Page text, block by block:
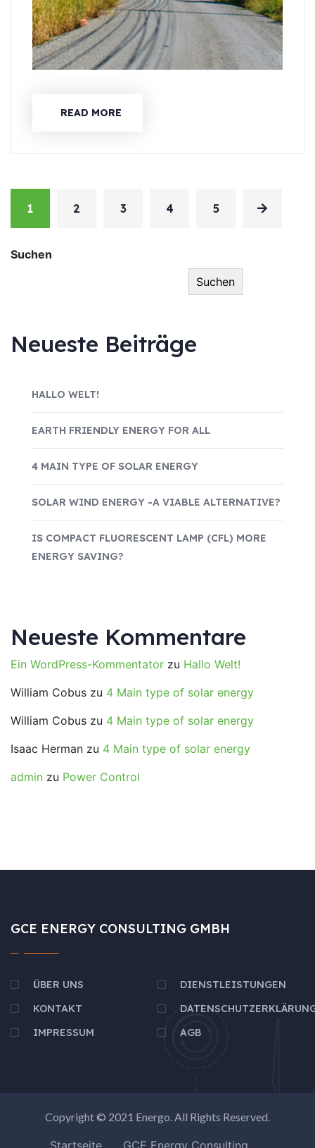
READ MORE
1 2 3 4 5
Suchen
Suchen
Neueste Beiträge
HALLO WELT!
EARTH FRIENDLY ENERGY FOR ALL
4 MAIN TYPE OF SOLAR ENERGY
SOLAR WIND ENERGY -A VIABLE ALTERNATIVE?
IS COMPACT FLUORESCENT LAMP (CFL) MORE
ENERGY SAVING?
Neueste Kommentare
Ein WordPress-Kommentator zu Hallo Welt!
William Cobus zu 4 Main type of solar energy
William Cobus zu 4 Main type of solar energy
Isaac Herman zu 4 Main type of solar energy
admin zu Power Control
GCE ENERGY CONSULTING GMBH
ÜBER UNS
DIENSTLEISTUNGEN
KONTAKT
IMPRESSUM
AGB
Copyright © 2021 Energo . All Rights Reserved.
Startseite GCE Energy Consulting